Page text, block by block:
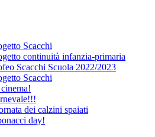
Scacchi
continuità infanzia-primaria
Scacchi Scuola 2022/2023
Scacchi
dei calzini spaiati
day!